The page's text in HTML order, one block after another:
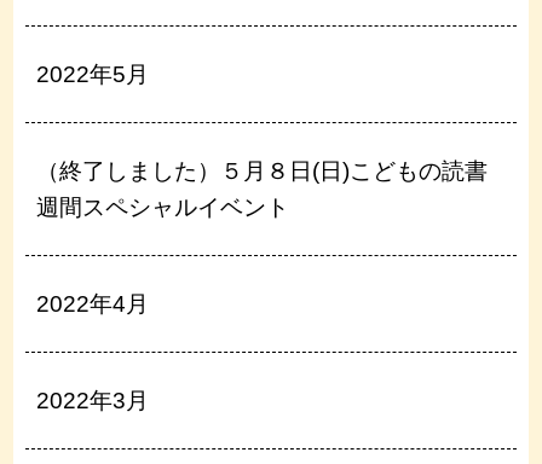
2022年5月
（終了しました）５月８日(日)こどもの読書
週間スペシャルイベント
2022年4月
2022年3月